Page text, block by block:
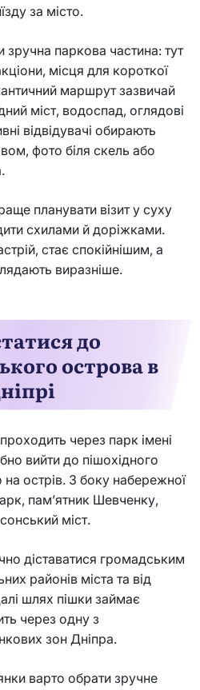
за місто.
зручна паркова частина: тут
місця для короткої
маршрут зазвичай
міст, водоспад, оглядові
відвідувачі обирають
фото біля скель або
планувати візит у суху
схилами й доріжками.
стає спокійнішим, а
виразніше.
до
острова в
через парк імені
вийти до пішохідного
острів. З боку набережної
пам’ятник Шевченку,
міст.
діставатися громадським
районів міста та від
шлях пішки займає
через одну з
зон Дніпра.
варто обрати зручне